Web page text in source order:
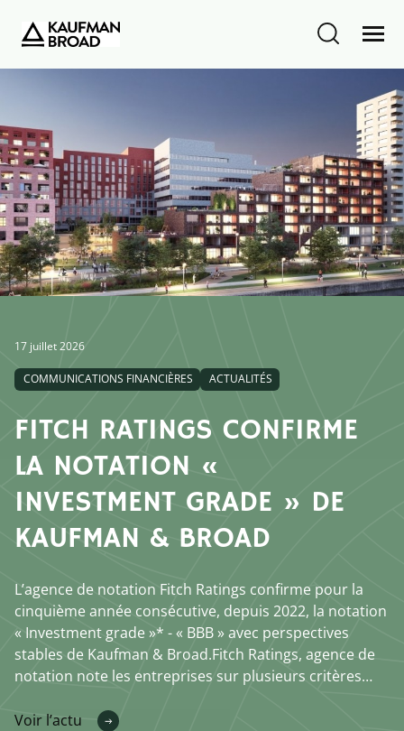
17 juillet 2026
COMMUNICATIONS FINANCIÈRES ACTUALITÉS
FITCH RATINGS CONFIRME
LA NOTATION «
INVESTMENT GRADE » DE
KAUFMAN & BROAD
L’agence de notation Fitch Ratings confirme pour la
cinquième année consécutive, depuis 2022, la notation
« Investment grade »* - « BBB » avec perspectives
stables de Kaufman & Broad.Fitch Ratings, agence de
notation note les entreprises sur plusieurs critères
Voir l’actu